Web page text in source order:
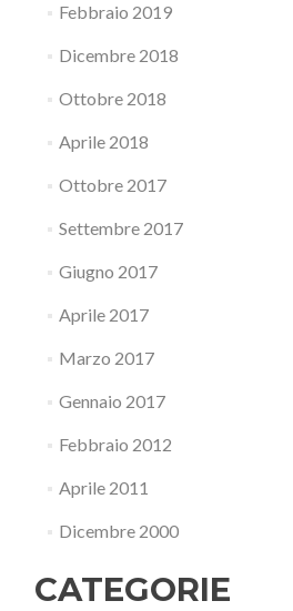
Febbraio 2019
Dicembre 2018
Ottobre 2018
Aprile 2018
Ottobre 2017
Settembre 2017
Giugno 2017
Aprile 2017
Marzo 2017
Gennaio 2017
Febbraio 2012
Aprile 2011
Dicembre 2000
CATEGORIE